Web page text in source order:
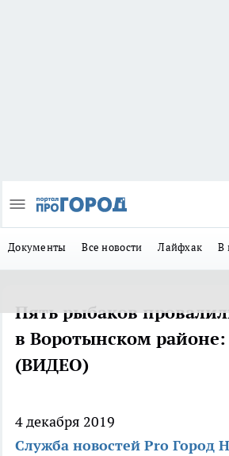
Документы Все новости Лайфхак В
Пять рыбаков
в Воротынском
(ВИДЕО)
4 декабря 2019
Служба новостей Pro Город